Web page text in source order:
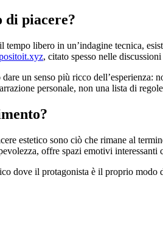
di piacere?
libero in un’indagine tecnica,
, citato spesso nelle
un senso più ricco dell’esperienza:
personale, non una lista di
estetico sono ciò che rimane al
offre spazi emotivi
dove il protagonista è il proprio